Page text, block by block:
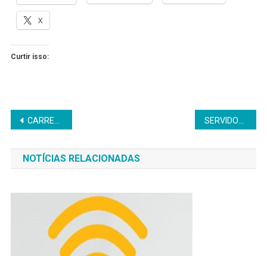
X
Curtir isso:
Navegação
de
Post
CARRETA DE CERVEJA TOMBA EM SÃO SEB. DO PASSÉ
NOTÍCIAS RELACIONADAS